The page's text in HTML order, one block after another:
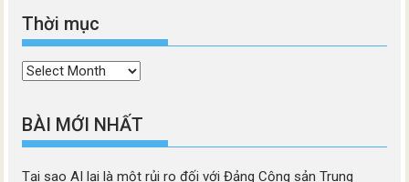
Thời mục
Thời
BÀI MỚI NHẤT
Tại sao AI lại là một rủi ro đối với Đảng Cộng sản Trung